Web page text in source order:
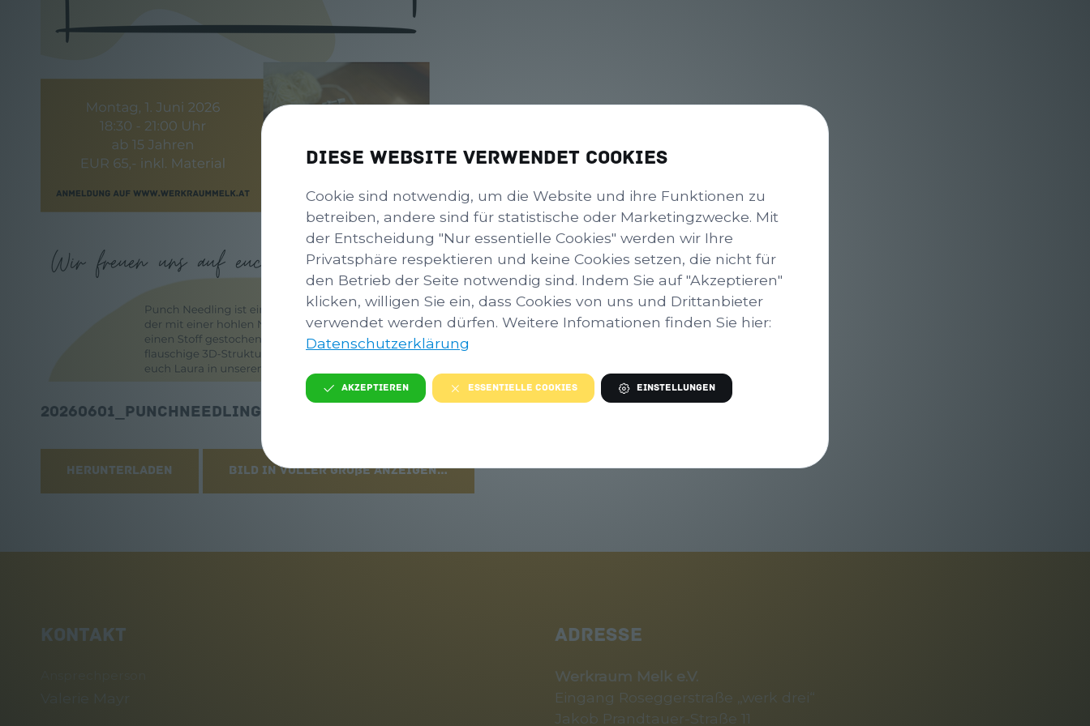
20260601_PunchNeedling.png
Herunterladen Bild in voller Größe anzeigen…
KONTAKT ADRESSE
Werkraum Melk e.V.
Eingang Roseggerstraße „werk drei“
Jakob Prandtauer-Straße 11
Diese Website verwendet Cookies
Cookie sind notwendig, um die Website und ihre Funktionen zu
betreiben, andere sind für statistische oder Marketingzwecke. Mit
der Entscheidung "Nur essentielle Cookies" werden wir Ihre
Privatsphäre respektieren und keine Cookies setzen, die nicht für
den Betrieb der Seite notwendig sind. Indem Sie auf "Akzeptieren"
klicken, willigen Sie ein, dass Cookies von uns und Drittanbieter
verwendet werden dürfen. Weitere Infomationen finden Sie hier:
Datenschutzerklärung
Akzeptieren Essentielle Cookies Einstellungen